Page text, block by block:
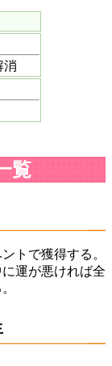
消
覧
トで獲得する。
運が悪ければ全